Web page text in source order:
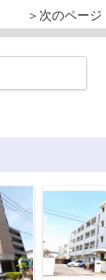
＞次のページ